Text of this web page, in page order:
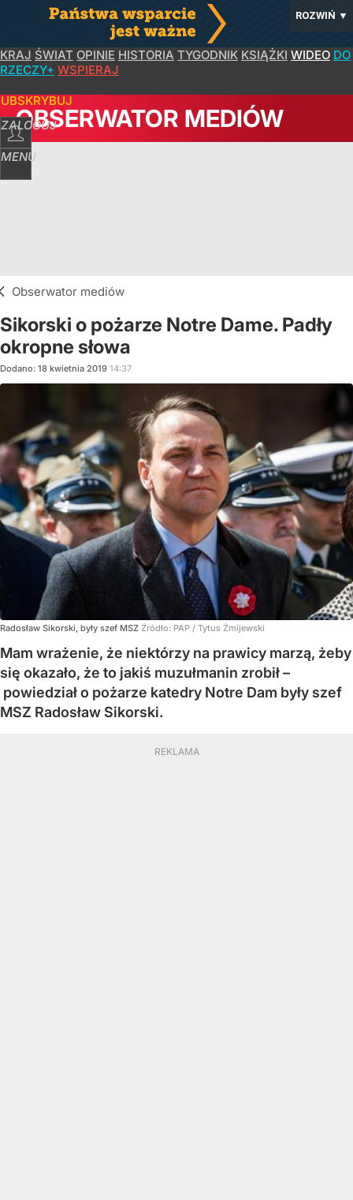
ROZWIŃ ▼
KRAJ ŚWIAT OPINIE HISTORIA TYGODNIK KSIĄŻKI WIDEO DO
RZECZY+ WSPIERAJ
ZALOGUJ
MENU
OBSERWATOR MEDIÓW
Obserwator mediów
Sikorski o pożarze Notre Dame. Padły
okropne słowa
Dodano: 18 kwietnia 2019 14:37
Radosław Sikorski, były szef MSZ Źródło: PAP / Tytus Żmijewski
Mam wrażenie, że niektórzy na prawicy marzą, żeby
się okazało, że to jakiś muzułmanin zrobił –
powiedział o pożarze katedry Notre Dam były szef
MSZ Radosław Sikorski.